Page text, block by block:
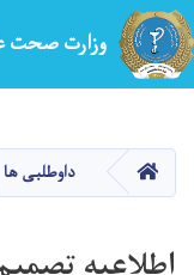
وزارت صحت
HOME داوطلبی ها